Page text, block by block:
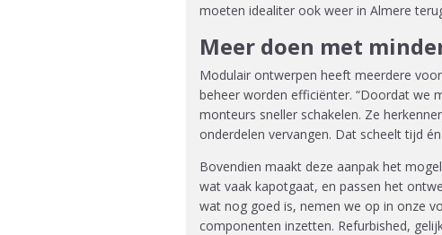
moeten idealiter ook weer in Almere
Meer doen met
Modulair ontwerpen heeft meerdere
beheer worden efficiënter. “Doordat we
monteurs sneller schakelen. Ze
onderdelen vervangen. Dat scheelt tijd én
Bovendien maakt deze aanpak het
wat vaak kapotgaat, en passen het
wat nog goed is, nemen we op in onze
componenten inzetten. Refurbished,